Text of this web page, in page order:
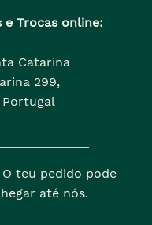
e Trocas online:
Catarina
299,
teu pedido pode
até nós.